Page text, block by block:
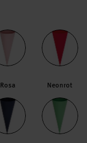
Rosa Neonrot